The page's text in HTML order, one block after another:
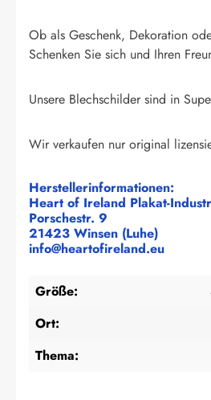
Ob als Geschenk, Dekoration
Schenken Sie sich und Ihren
Unsere Blechschilder sind in
Wir verkaufen nur original
Herstellerinformationen:
Heart of Ireland Plakat-
Porschestr. 9
21423 Winsen (Luhe)
info@heartofireland.eu
Größe:
Ort:
Thema: